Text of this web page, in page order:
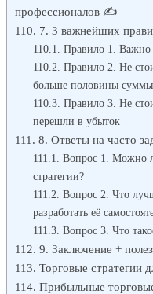
профессионалов ✍
7. 3 важнейших
Правило 1. Важно
Правило 2. Не
больше половины суммы
Правило 3. Не
перешли в убыток
8. Ответы на часто
Вопрос 1. Можно
стратегии?
Вопрос 2. Что
разработать её
Вопрос 3. Что
9. Заключение +
Торговые стратегии
Прибыльные